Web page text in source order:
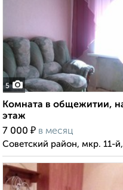
5
Комната в общежитии,
этаж
7 000 ₽ в месяц
Советский район, мкр. 11-